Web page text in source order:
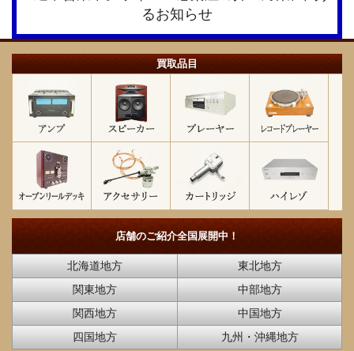
買取品目
店舗のご紹介全国展開中！
北海道地方
東北地方
関東地方
中部地方
関西地方
中国地方
四国地方
九州・沖縄地方